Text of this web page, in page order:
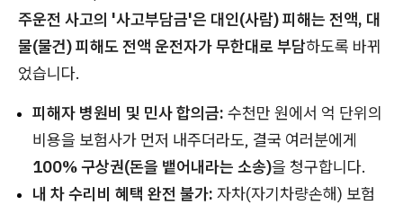
주운전 사고의 '사고부담금'은 대인(사람) 피해는 전액, 대
물(물건) 피해도 전액 운전자가 무한대로 부담하도록 바뀌
었습니다.
피해자 병원비 및 민사 합의금: 수천만 원에서 억 단위의
비용을 보험사가 먼저 내주더라도, 결국 여러분에게
100% 구상권(돈을 뱉어내라는 소송)을 청구합니다.
내 차 수리비 혜택 완전 불가: 자차(자기차량손해) 보험